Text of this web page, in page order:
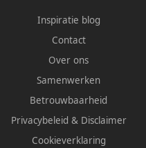
Inspiratie blog
Contact
Over ons
Samenwerken
Betrouwbaarheid
Privacybeleid & Disclaimer
Cookieverklaring